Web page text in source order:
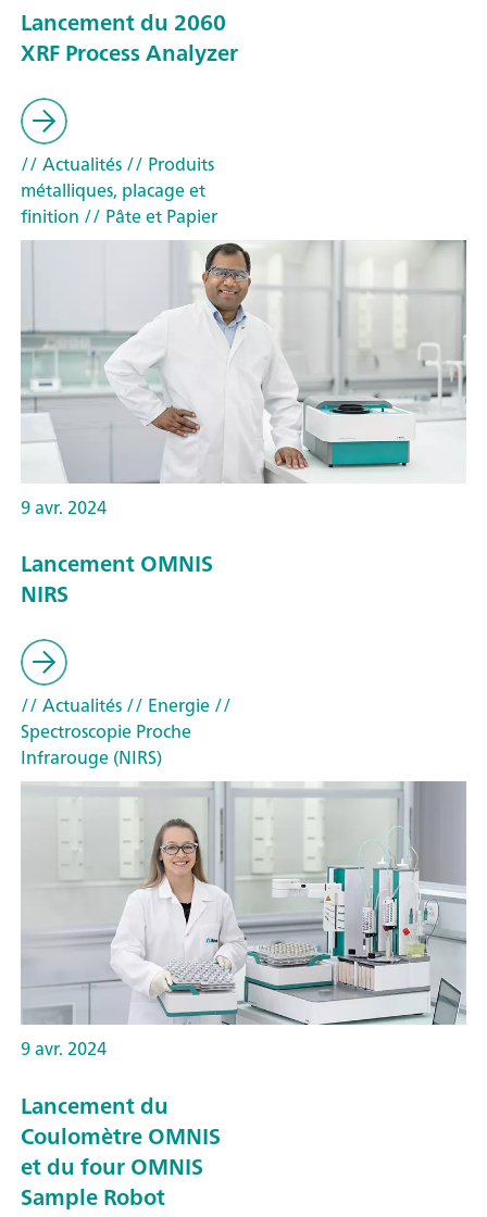
Lancement du 2060
XRF Process Analyzer
// Actualités// Produits
métalliques, placage et
finition // Pâte et Papier
9 avr. 2024
Lancement OMNIS
NIRS
// Actualités// Energie//
Spectroscopie Proche
Infrarouge (NIRS)
9 avr. 2024
Lancement du
Coulomètre OMNIS
et du four OMNIS
Sample Robot